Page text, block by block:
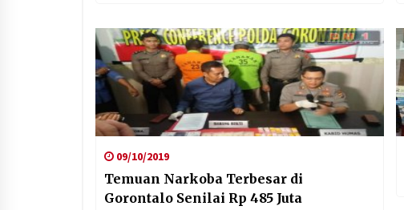
09/10/2019
Temuan Narkoba Terbesar di
Gorontalo Senilai Rp 485 Juta